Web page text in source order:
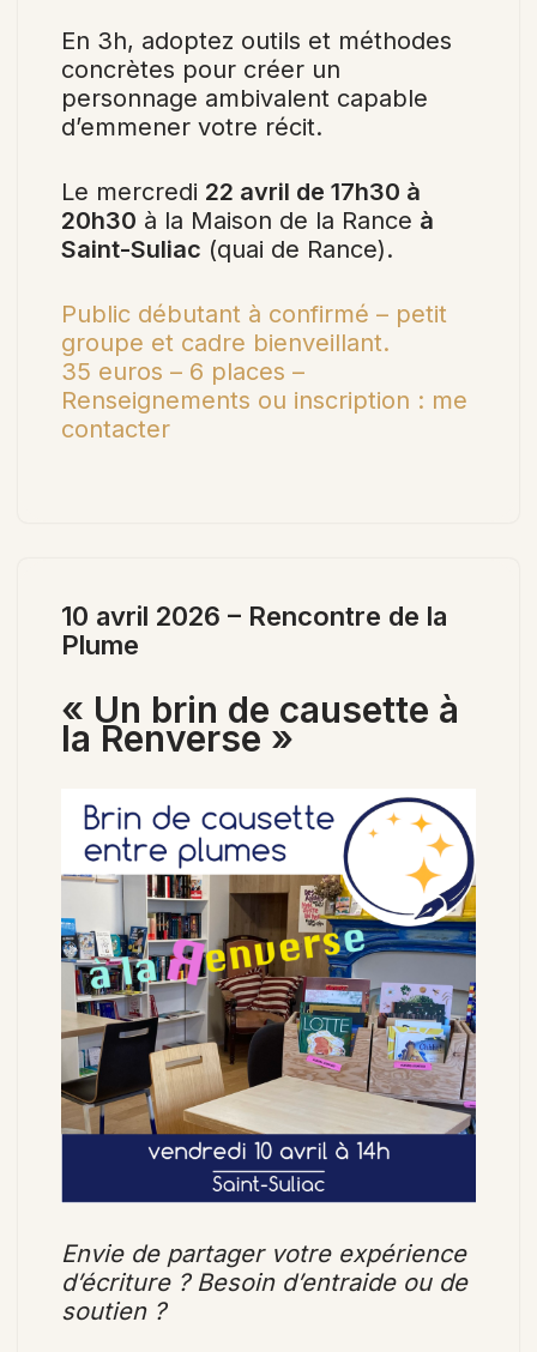
En 3h, adoptez outils et méthodes
concrètes pour créer un
personnage ambivalent capable
d’emmener votre récit.
Le mercredi 22 avril de 17h30 à
20h30 à la Maison de la Rance à
Saint-Suliac (quai de Rance).
Public débutant à confirmé – petit
groupe et cadre bienveillant.
35 euros – 6 places –
Renseignements ou inscription : me
contacter
10 avril 2026 – Rencontre de la
Plume
« Un brin de causette à
la Renverse »
Envie de partager votre expérience
d’écriture ? Besoin d’entraide ou de
soutien ?